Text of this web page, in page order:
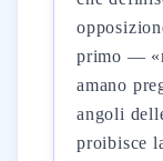
primo —
amano
angoli
proibisce